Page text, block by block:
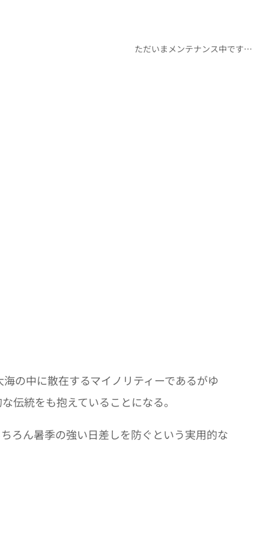
ただいまメンテナンス中です…
の中に散在するマイノリティーであるがゆ
伝統をも抱えていることになる。
ろん暑季の強い日差しを防ぐという実用的な